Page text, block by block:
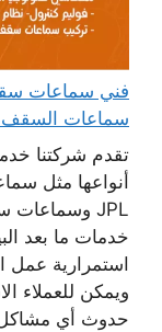
سماعات السقف
تقدم شركتنا
أنواعها مثل
خدمات ما بعد
استمرارية عمل
ويمكن للعملاء
حدوث أي مشاكل